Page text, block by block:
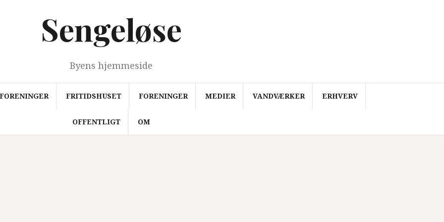
Sengeløse
Byens hjemmeside
FRITIDSHUSET FORENINGER MEDIER VANDVÆRKER ERHVERV
OFFENTLIGT OM